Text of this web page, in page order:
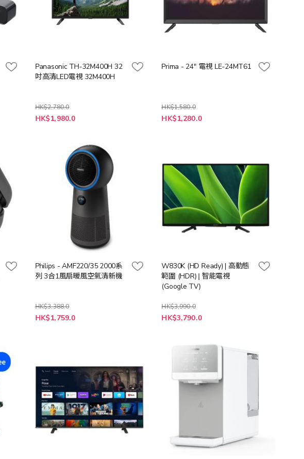
Panasonic TH-32M400H 32
吋高清LED電視 32M400H
HK$2,780.0
特
殊
HK$1,980.0
Prima - 24" 電視 LE-24MT61
HK$1,580.0
特
殊
HK$1,280.0
Philips - AMF220/35 2000系
列 3合1風扇暖風空氣清新機
HK$3,388.0
特
殊
HK$1,759.0
W830K (HD Ready) | 高動態
範圍 (HDR) | 智能電視
(Google TV)
HK$3,990.0
特
殊
HK$3,790.0